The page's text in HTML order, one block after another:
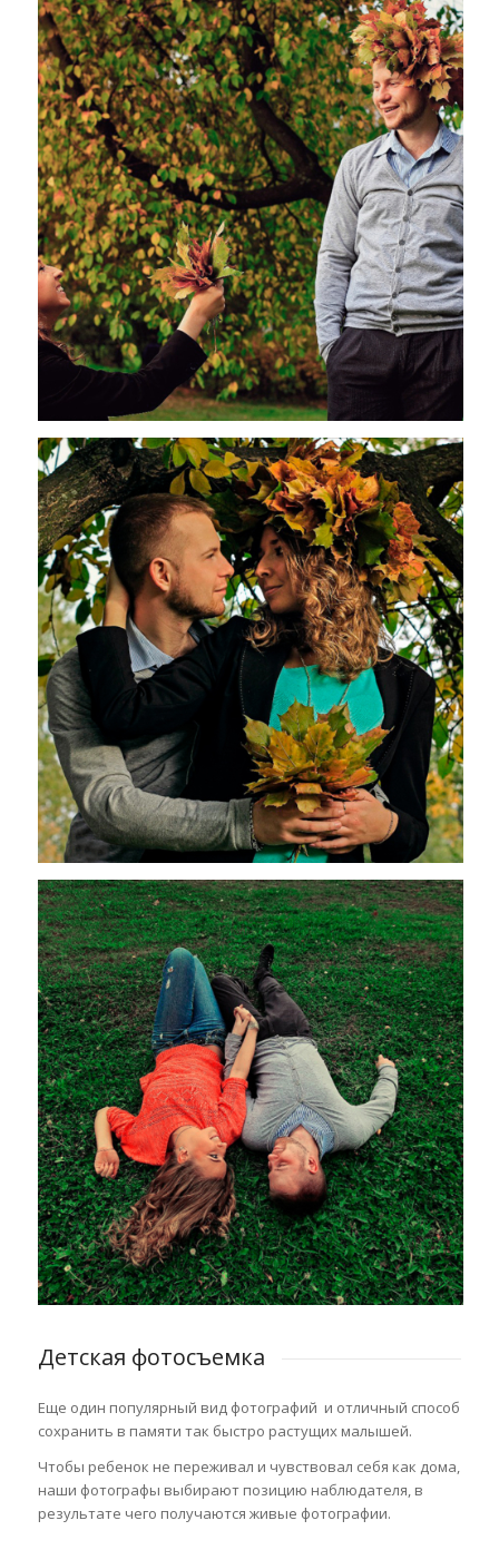
Детская фотосъемка
Еще один популярный вид фотографий и отличный способ
сохранить в памяти так быстро растущих малышей.
Чтобы ребенок не переживал и чувствовал себя как дома,
наши фотографы выбирают позицию наблюдателя, в
результате чего получаются живые фотографии.